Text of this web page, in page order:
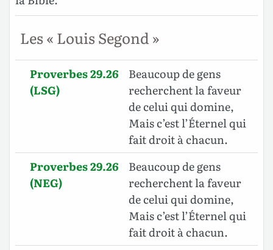
Les « Louis Segond »
Proverbes 29.26
(LSG)
Beaucoup de gens
recherchent la faveur
de celui qui domine,
Mais c’est l’Éternel qui
fait droit à chacun.
Proverbes 29.26
(NEG)
Beaucoup de gens
recherchent la faveur
de celui qui domine,
Mais c’est l’Éternel qui
fait droit à chacun.